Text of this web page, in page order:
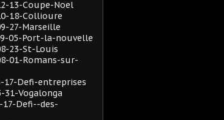
13-Coupe-Noel
18-Collioure
27-Marseille
05-Port-la-nouvelle
23-St-Louis
01-Romans-sur-
17-Defi-entreprises
31-Vogalonga
Defi--des-